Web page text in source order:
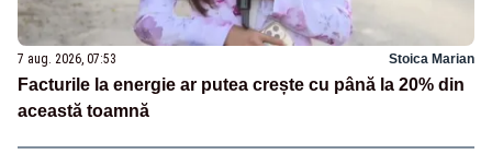
7 aug. 2026, 07:53 Stoica Marian
Facturile la energie ar putea crește cu până la 20% din
această toamnă